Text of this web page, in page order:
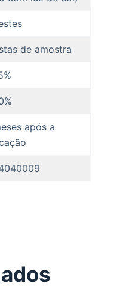
de amostra
após a